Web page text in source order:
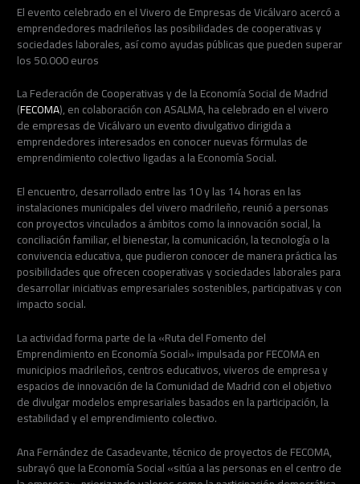
El evento celebrado en el Vivero de Empresas de Vicálvaro acercó a
emprendedores madrileños las posibilidades de cooperativas y
sociedades laborales, así como ayudas públicas que pueden superar
los 50.000 euros
La Federación de Cooperativas y de la Economía Social de Madrid
(FECOMA), en colaboración con ASALMA, ha celebrado en el vivero
de empresas de Vicálvaro un evento divulgativo dirigida a
emprendedores interesados en conocer nuevas fórmulas de
emprendimiento colectivo ligadas a la Economía Social.
El encuentro, desarrollado entre las 10 y las 14 horas en las
instalaciones municipales del vivero madrileño, reunió a personas
con proyectos vinculados a ámbitos como la innovación social, la
conciliación familiar, el bienestar, la comunicación, la tecnología o la
convivencia educativa, que pudieron conocer de manera práctica las
posibilidades que ofrecen cooperativas y sociedades laborales para
desarrollar iniciativas empresariales sostenibles, participativas y con
impacto social.
La actividad forma parte de la «Ruta del Fomento del
Emprendimiento en Economía Social» impulsada por FECOMA en
municipios madrileños, centros educativos, viveros de empresa y
espacios de innovación de la Comunidad de Madrid con el objetivo
de divulgar modelos empresariales basados en la participación, la
estabilidad y el emprendimiento colectivo.
Ana Fernández de Casadevante, técnico de proyectos de FECOMA,
subrayó que la Economía Social «sitúa a las personas en el centro de